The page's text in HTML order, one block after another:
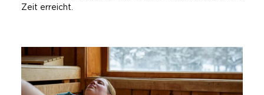
Zeit erreicht.